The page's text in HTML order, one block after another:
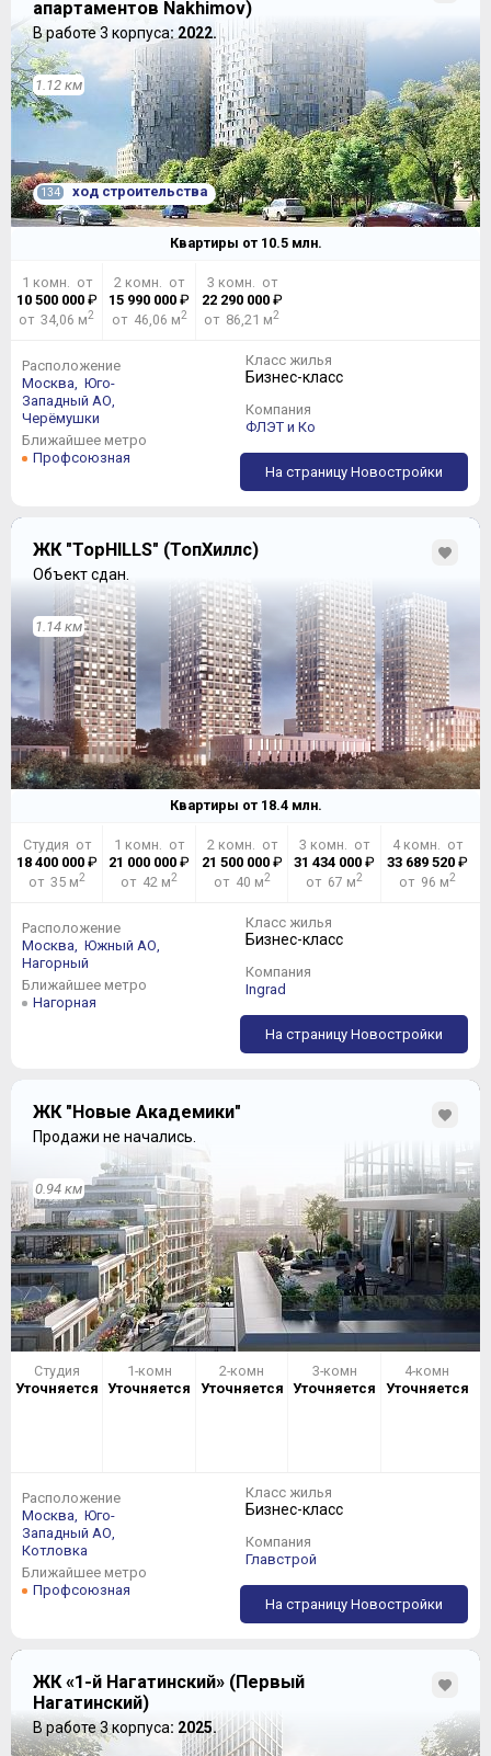
апартаментов Nakhimov)
В работе 3 корпуса: 2022.
1.12 км
134 ход строительства
Квартиры от 10.5млн.
1 комн. от
10 500 000₽
от 34,06 м2
2 комн. от
15 990 000 ₽
от 46,06 м2
3 комн. от
22 290 000₽
от 86,21 м2
Расположение
Москва,
Юго-
Западный АО,
Черёмушки
Ближайшее метро
Профсоюзная
Класс жилья
Бизнес-класс
Компания
ФЛЭТ и Ко
На страницу Новостройки
ЖК "TopHILLS" (ТопХиллс)
Объект сдан.
1.14 км
Квартиры от 18.4млн.
Студия от
18 400 000₽
от 35 м2
1 комн. от
21 000 000 ₽
от 42 м2
2 комн. от
21 500 000₽
от 40 м2
3 комн. от
31 434 000 ₽
от 67 м2
4 комн. от
33 689 520₽
от 96 м2
Расположение
Москва,
Южный АО,
Нагорный
Ближайшее метро
Нагорная
Класс жилья
Бизнес-класс
Компания
Ingrad
На страницу Новостройки
ЖК "Новые Академики"
Продажи не начались.
0.94 км
Студия
Уточняется
1-комн
Уточняется
2-комн
Уточняется
3-комн
Уточняется
4-комн
Уточняется
Расположение
Москва,
Юго-
Западный АО,
Котловка
Ближайшее метро
Профсоюзная
Класс жилья
Бизнес-класс
Компания
Главстрой
На страницу Новостройки
ЖК «1-й Нагатинский» (Первый
Нагатинский)
В работе 3 корпуса: 2025.